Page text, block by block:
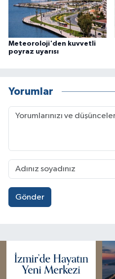
Meteoroloji'den kuvvetli
poyraz uyarısı
Yorumlar
Gönder